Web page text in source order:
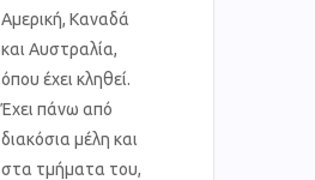
Αμερική, Καναδά
και Αυστραλία,
όπου έχει κληθεί.
Έχει πάνω από
διακόσια μέλη και
στα τμήματα του,